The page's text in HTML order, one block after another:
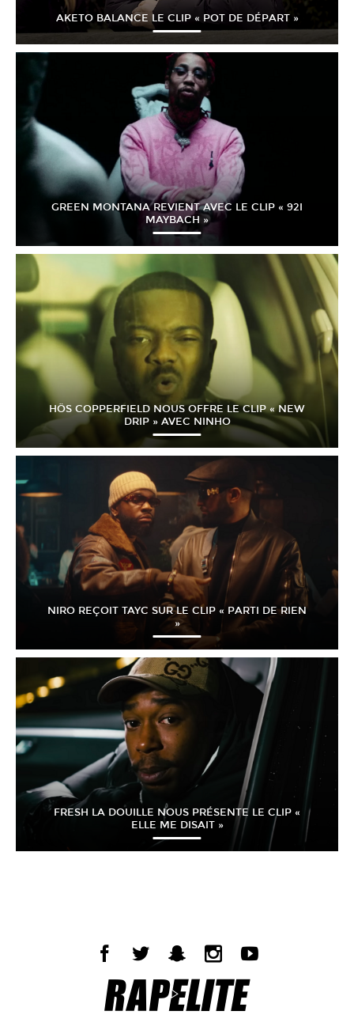
AKETO BALANCE LE CLIP « POT DE DÉPART »
GREEN MONTANA REVIENT AVEC LE CLIP « 92I
MAYBACH »
HÖS COPPERFIELD NOUS OFFRE LE CLIP « NEW
DRIP » AVEC NINHO
NIRO REÇOIT TAYC SUR LE CLIP « PARTI DE RIEN
»
FRESH LA DOUILLE NOUS PRÉSENTE LE CLIP «
ELLE ME DISAIT »